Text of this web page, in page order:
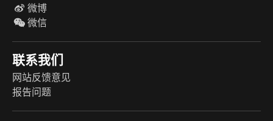
微博
微信
联系我们
网站反馈意见
报告问题